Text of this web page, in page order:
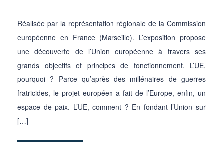
Réalisée par la représentation régionale de la Commission
européenne en France (Marseille). L’exposition propose
une découverte de l’Union européenne à travers ses
grands objectifs et principes de fonctionnement. L’UE,
pourquoi ? Parce qu’après des millénaires de guerres
fratricides, le projet européen a fait de l’Europe, enfin, un
espace de paix. L’UE, comment ? En fondant l’Union sur
[…]